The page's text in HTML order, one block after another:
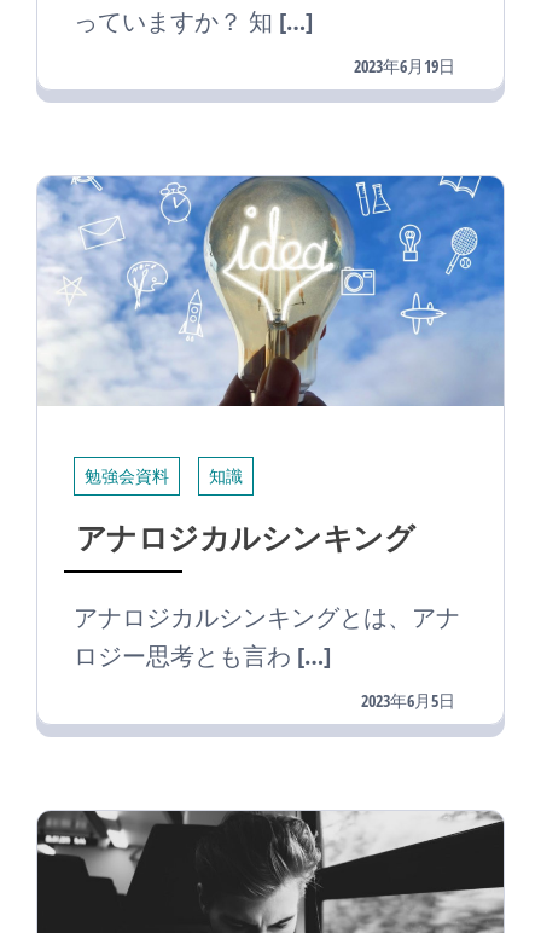
っていますか？ 知 […]
2023年6月19日
勉強会資料 知識
アナロジカルシンキング
アナロジカルシンキングとは、アナ
ロジー思考とも言わ […]
2023年6月5日